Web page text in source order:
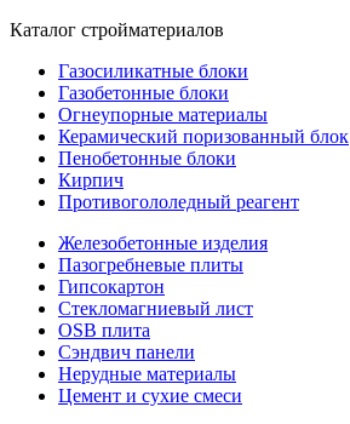
Каталог стройматериалов
Газосиликатные блоки
Газобетонные блоки
Огнеупорные материалы
Керамический поризованный блок
Пенобетонные блоки
Кирпич
Противогололедный реагент
Железобетонные изделия
Пазогребневые плиты
Гипсокартон
Стекломагниевый лист
OSB плита
Сэндвич панели
Нерудные материалы
Цемент и сухие смеси